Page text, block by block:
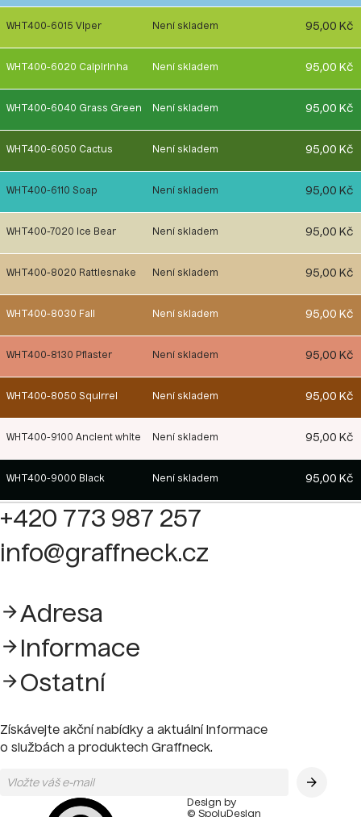
WHT400-6015 Viper Není skladem 95,00 Kč
WHT400-6020 Caipirinha Není skladem 95,00 Kč
WHT400-6040 Grass Green Není skladem 95,00 Kč
WHT400-6050 Cactus Není skladem 95,00 Kč
WHT400-6110 Soap Není skladem 95,00 Kč
WHT400-7020 Ice Bear Není skladem 95,00 Kč
WHT400-8020 Rattlesnake Není skladem 95,00 Kč
WHT400-8030 Fall Není skladem 95,00 Kč
WHT400-8130 Pflaster Není skladem 95,00 Kč
WHT400-8050 Squirrel Není skladem 95,00 Kč
WHT400-9100 Ancient white Není skladem 95,00 Kč
WHT400-9000 Black Není skladem 95,00 Kč
+420 773 987 257
info@graffneck.cz
Adresa
Informace
Ostatní
Získávejte akční nabídky a aktuální informace
o službách a produktech Graffneck.
Design by
© SpoluDesign